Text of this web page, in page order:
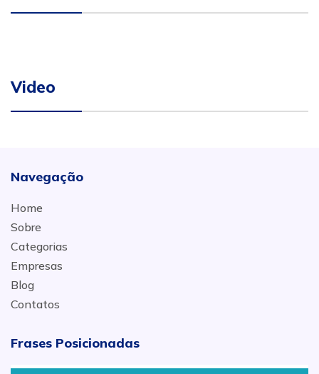
Video
Navegação
Home
Sobre
Categorias
Empresas
Blog
Contatos
Frases Posicionadas